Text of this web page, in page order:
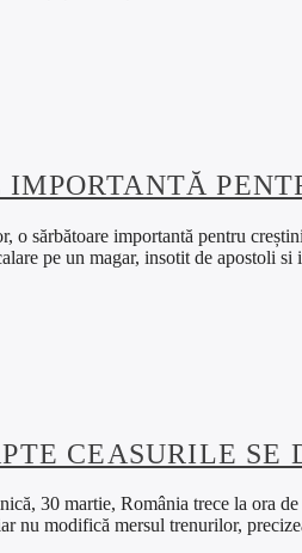
sărbătoare importantă pentru
pe un magar, insotit de apostoli
CEASURILE
30 martie, România trece la
nu modifică mersul trenurilor,